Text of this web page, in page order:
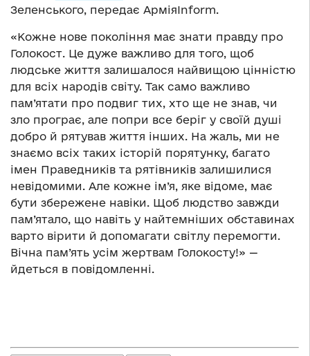
Зеленського, передає АрміяInform.
«Кожне нове покоління має знати правду про
Голокост. Це дуже важливо для того, щоб
людське життя залишалося найвищою цінністю
для всіх народів світу. Так само важливо
пам’ятати про подвиг тих, хто ще не знав, чи
зло програє, але попри все беріг у своїй душі
добро й рятував життя інших. На жаль, ми не
знаємо всіх таких історій порятунку, багато
імен Праведників та рятівників залишилися
невідомими. Але кожне ім’я, яке відоме, має
бути збережене навіки. Щоб людство завжди
пам’ятало, що навіть у найтемніших обставинах
варто вірити й допомагати світлу перемогти.
Вічна пам’ять усім жертвам Голокосту!» —
йдеться в повідомленні.